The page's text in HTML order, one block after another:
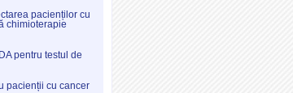
pacienților cu
chimioterapie
pentru testul de
pacienții cu cancer